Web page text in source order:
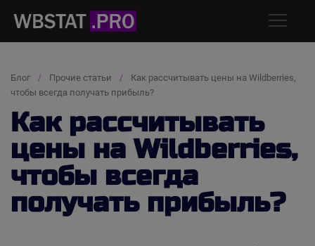
Блог Прочие статьи
Как рассчитывать цены на Wildberries,
чтобы всегда получать прибыль?
Как рассчитывать
цены на Wildberries,
чтобы всегда
получать прибыль?